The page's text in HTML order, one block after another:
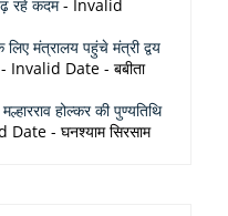
रहे कदम- Invalid
मंत्रालय पहुंचे मंत्री द्वय
Invalid Date - बबीता
होल्कर की पुण्यतिथि
Date - घनश्याम सिरसाम